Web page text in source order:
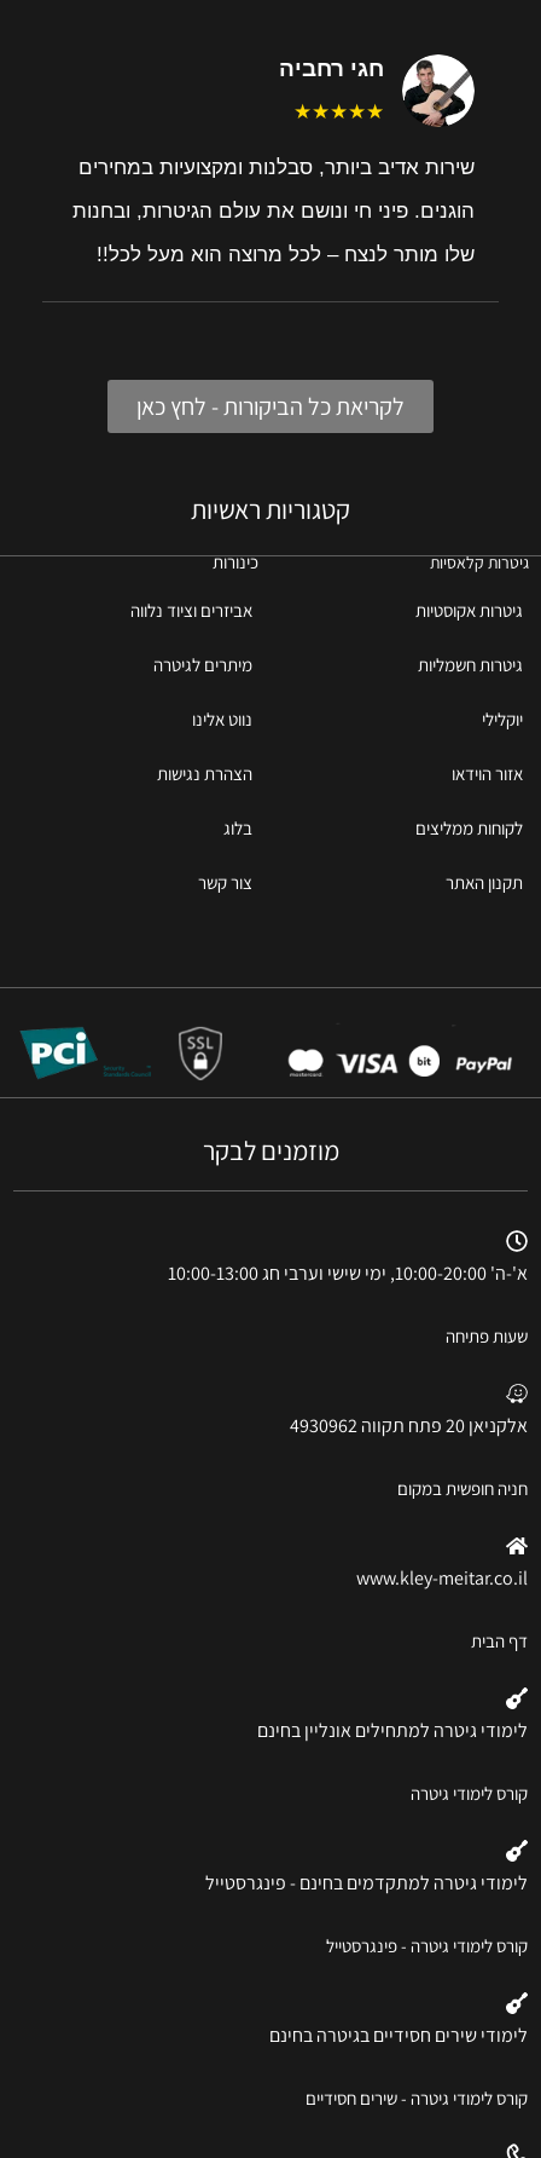
חגי רחביה
★★★★★
שירות אדיב ביותר, סבלנות ומקצועיות במחירים
הוגנים. פיני חי ונושם את עולם הגיטרות, ובחנות
שלו מותר לנצח – לכל מרוצה הוא מעל לכל!!
לקריאת כל הביקורות - לחץ כאן
קטגוריות ראשיות
גיטרות קלאסיות כינורות
גיטרות אקוסטיות אביזרים וציוד נלווה
גיטרות חשמליות מיתרים לגיטרה
יוקלילי נווט אלינו
אזור הוידאו הצהרת נגישות
לקוחות ממליצים בלוג
תקנון האתר צור קשר
מוזמנים לבקר
א'-ה' 10:00-20:00, ימי שישי וערבי חג 10:00-13:00
שעות פתיחה
אלקניאן 20 פתח תקווה 4930962
חניה חופשית במקום
www.kley-meitar.co.il
דף הבית
לימודי גיטרה למתחילים אונליין בחינם
קורס לימודי גיטרה
לימודי גיטרה למתקדמים בחינם - פינגרסטייל
קורס לימודי גיטרה - פינגרסטייל
לימודי שירים חסידיים בגיטרה בחינם
קורס לימודי גיטרה - שירים חסידיים